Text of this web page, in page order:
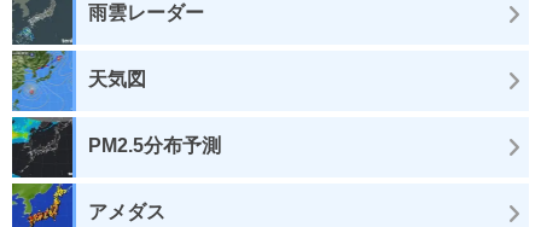
雨雲レーダー
天気図
PM2.5分布予測
アメダス